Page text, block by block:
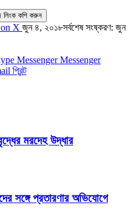
লিংক কপি করুন
X জুন ৪, ২০১৮সর্বশেষ সংষ্করণ: জুন
Messenger Messenger
প্রিন্ট
মরদেহ উদ্ধার
সঙ্গে প্রতারণার অভিযোগে